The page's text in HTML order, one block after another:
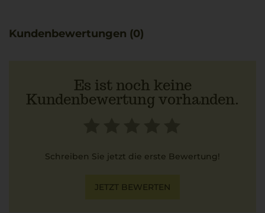
Bandnudeln mit Kaninchenragout kombiniert.
Kundenbewertungen (0)
Es ist noch keine
Kundenbewertung vorhanden.
Schreiben Sie jetzt die erste Bewertung!
JETZT BEWERTEN